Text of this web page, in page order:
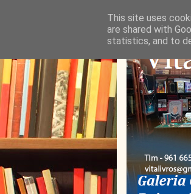
This site uses
are shared with
statistics, and to